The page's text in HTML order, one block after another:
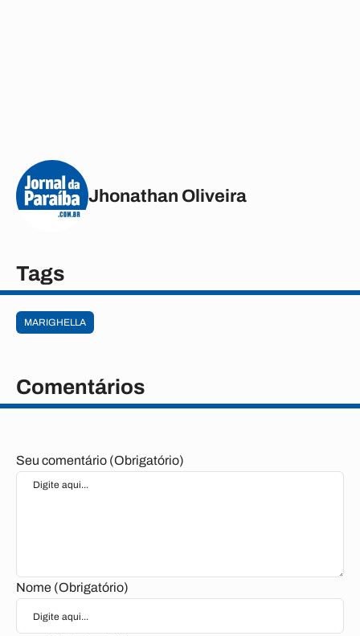
Jhonathan Oliveira
Tags
MARIGHELLA
Comentários
Seu comentário (Obrigatório)
Nome (Obrigatório)